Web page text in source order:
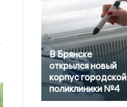
В Брянске
открылся новый
корпус городской
поликлиники №4